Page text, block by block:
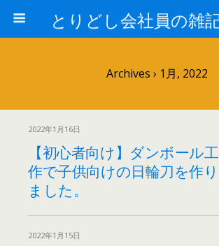
Archives › 1月, 2022
2022年1月16日
【初心者向け】ダンボール工
作で子供向けの日輪刀を作り
ました。
2022年1月15日